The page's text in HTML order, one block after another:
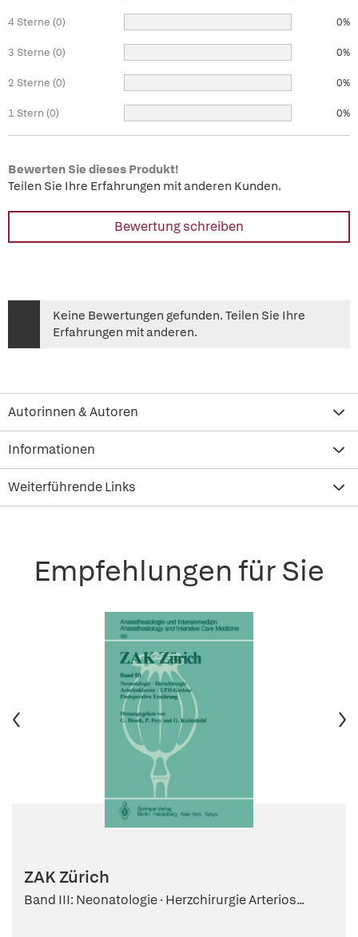
4 Sterne (0) 0%
3 Sterne (0) 0%
2 Sterne (0) 0%
1 Stern (0) 0%
Bewerten Sie dieses Produkt!
Teilen Sie Ihre Erfahrungen mit anderen Kunden.
Bewertung schreiben
Keine Bewertungen gefunden. Teilen Sie Ihre
Erfahrungen mit anderen.
Autorinnen & Autoren
Informationen
Weiterführende Links
Empfehlungen für Sie
ZAK Zürich
Band III: Neonatologie · Herzchirurgie Arterios...